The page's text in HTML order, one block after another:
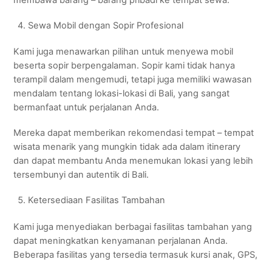
Sewa Mobil dengan Sopir Profesional
Kami juga menawarkan pilihan untuk menyewa mobil
beserta sopir berpengalaman. Sopir kami tidak hanya
terampil dalam mengemudi, tetapi juga memiliki wawasan
mendalam tentang lokasi-lokasi di Bali, yang sangat
bermanfaat untuk perjalanan Anda.
Mereka dapat memberikan rekomendasi tempat – tempat
wisata menarik yang mungkin tidak ada dalam itinerary
dan dapat membantu Anda menemukan lokasi yang lebih
tersembunyi dan autentik di Bali.
Ketersediaan Fasilitas Tambahan
Kami juga menyediakan berbagai fasilitas tambahan yang
dapat meningkatkan kenyamanan perjalanan Anda.
Beberapa fasilitas yang tersedia termasuk kursi anak, GPS,